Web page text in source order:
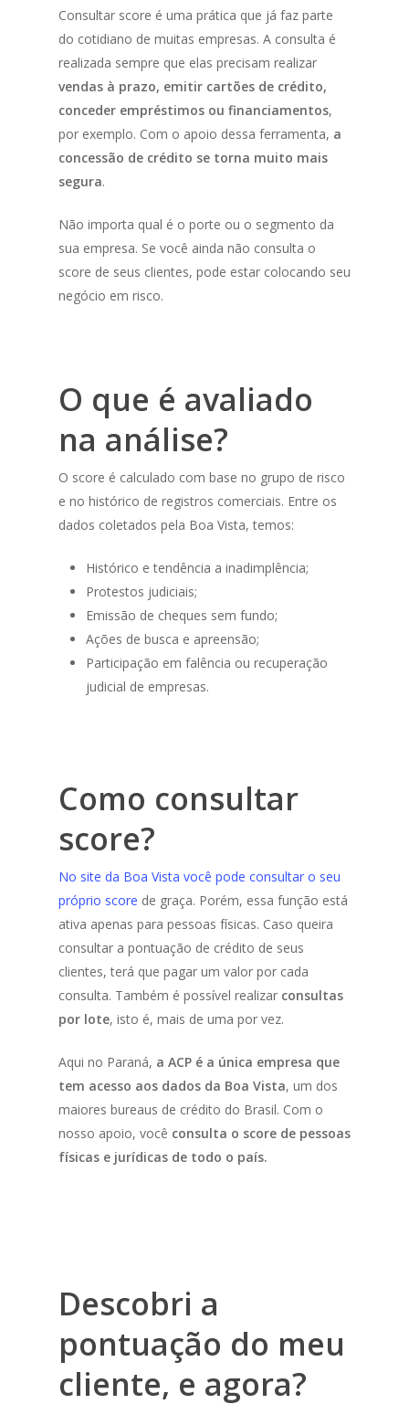
Consultar score é uma prática que já faz parte
do cotidiano de muitas empresas. A consulta é
realizada sempre que elas precisam realizar
vendas à prazo, emitir cartões de crédito,
conceder empréstimos ou financiamentos,
por exemplo. Com o apoio dessa ferramenta, a
concessão de crédito se torna muito mais
segura.
Não importa qual é o porte ou o segmento da
sua empresa. Se você ainda não consulta o
score de seus clientes, pode estar colocando seu
negócio em risco.
O que é avaliado
na análise?
O score é calculado com base no grupo de risco
e no histórico de registros comerciais. Entre os
dados coletados pela Boa Vista, temos:
Histórico e tendência a inadimplência;
Protestos judiciais;
Emissão de cheques sem fundo;
Ações de busca e apreensão;
Participação em falência ou recuperação
judicial de empresas.
Como consultar
score?
No site da Boa Vista você pode consultar o seu
próprio score de graça. Porém, essa função está
ativa apenas para pessoas físicas. Caso queira
consultar a pontuação de crédito de seus
clientes, terá que pagar um valor por cada
consulta. Também é possível realizar consultas
por lote, isto é, mais de uma por vez.
Aqui no Paraná, a ACP é a única empresa que
tem acesso aos dados da Boa Vista, um dos
maiores bureaus de crédito do Brasil. Com o
nosso apoio, você consulta o score de pessoas
físicas e jurídicas de todo o país.
Descobri a
pontuação do meu
cliente, e agora?